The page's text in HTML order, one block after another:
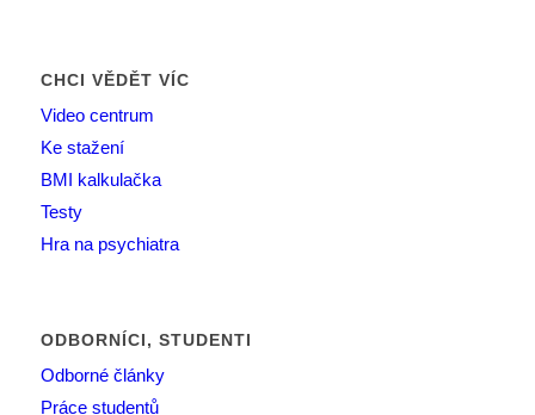
CHCI VĚDĚT VÍC
Video centrum
Ke stažení
BMI kalkulačka
Testy
Hra na psychiatra
ODBORNÍCI, STUDENTI
Odborné články
Práce studentů